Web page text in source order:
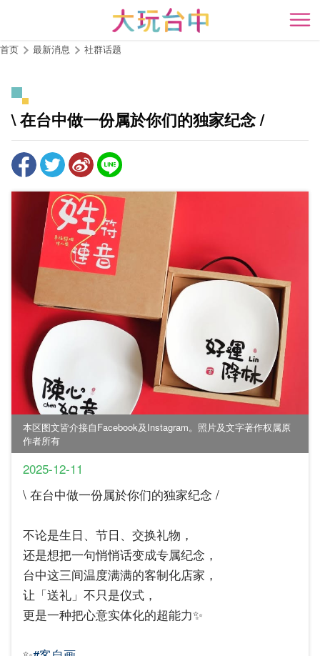
主
要
开
首页 最新消息 社群话题
\ 在台中做一份属於你们的独家纪念 /
本区图文皆介接自Facebook及Instagram。照片及文字著作权属原
作者所有
2025-12-11
\ 在台中做一份属於你们的独家纪念 /
不论是生日、节日、交换礼物，
还是想把一句悄悄话变成专属纪念，
台中这三间温度满满的客制化店家，
让「送礼」不只是仪式，
更是一种把心意实体化的超能力✨